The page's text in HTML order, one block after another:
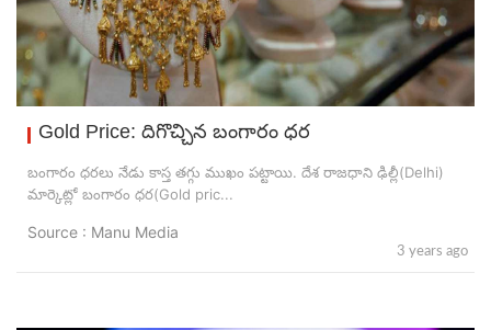
Gold Price: దిగొచ్చిన బంగారం ధర
బంగారం ధరలు నేడు కాస్త తగ్గు ముఖం పట్టాయి. దేశ రాజధాని ఢిల్లీ(Delhi)
మార్కెట్లో బంగారం ధర(Gold pric...
Source : Manu Media
3 years ago